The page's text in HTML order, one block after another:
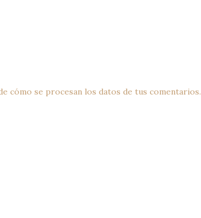
cómo se procesan los datos de tus comentarios.